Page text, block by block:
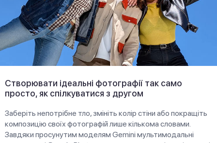
Створювати ідеальні фотографії так само
просто, як спілкуватися з другом
Заберіть непотрібне тло, змініть колір стіни або покращіть
композицію своїх фотографій лише кількома словами.
Завдяки просунутим моделям Gemini мультимодальні